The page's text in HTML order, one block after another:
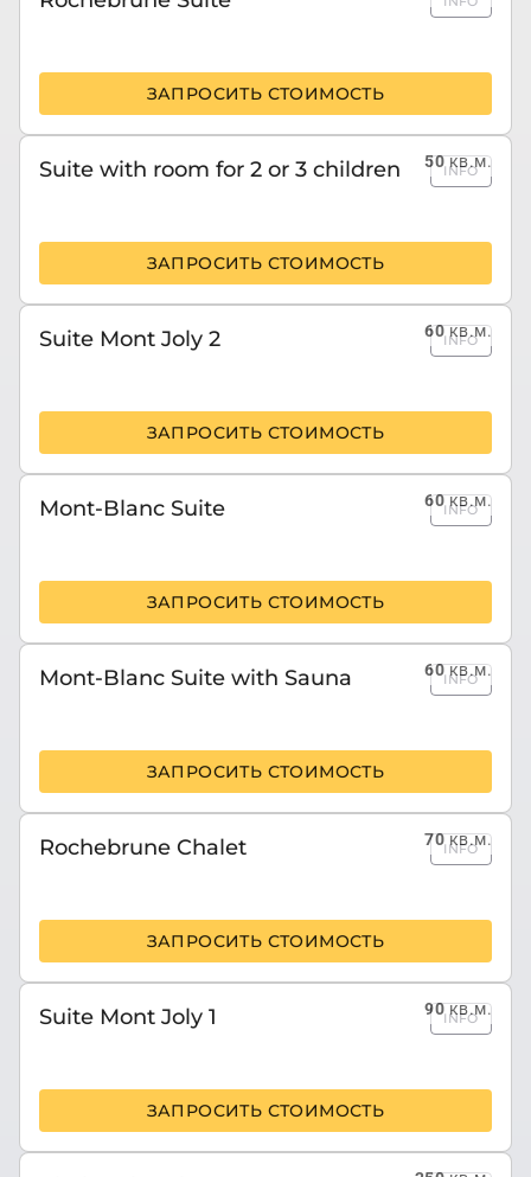
ЗАПРОСИТЬ СТОИМОСТЬ
50кв.м.
Suite with room for 2 or 3 children INFO
ЗАПРОСИТЬ СТОИМОСТЬ
60кв.м.
Suite Mont Joly 2 INFO
ЗАПРОСИТЬ СТОИМОСТЬ
60кв.м.
Mont-Blanc Suite INFO
ЗАПРОСИТЬ СТОИМОСТЬ
60кв.м.
Mont-Blanc Suite with Sauna INFO
ЗАПРОСИТЬ СТОИМОСТЬ
70кв.м.
Rochebrune Chalet INFO
ЗАПРОСИТЬ СТОИМОСТЬ
90кв.м.
Suite Mont Joly 1 INFO
ЗАПРОСИТЬ СТОИМОСТЬ